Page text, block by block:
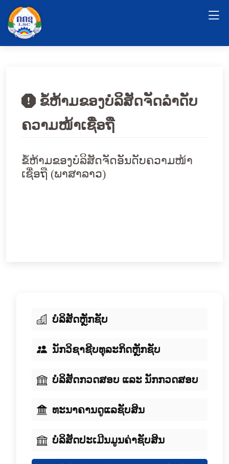
ຂໍ້ຫ້າມຂອງບໍລິສັດຈັດລຳດັບ
ຄວາມໜ້າເຊື່ອຖື
ຂໍ້ຫ້າມຂອງບໍລິສັດຈັດອັນດັບຄວາມໜ້າ
ເຊື່ອຖື (ພາສາລາວ)
ບໍລິສັດຫຼັກຊັບ
ນັກວິຊາຊີບທຸລະກິດຫຼັກຊັບ
ບໍລິສັດກວດສອບ ແລະ ນັກກວດສອບ
ທະນາຄານດູແລຊັບສິນ
ບໍລິສັດປະເມີນມູນຄ່າຊັບສິນ